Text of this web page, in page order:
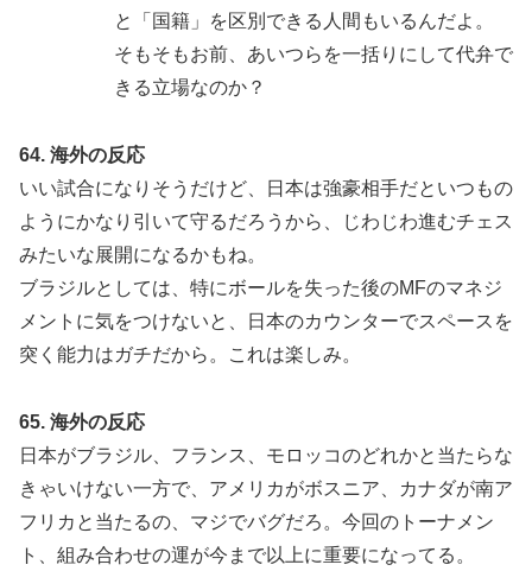
と「国籍」を区別できる人間もいるんだよ。
そもそもお前、あいつらを一括りにして代弁で
きる立場なのか？
64. 海外の反応
いい試合になりそうだけど、日本は強豪相手だといつもの
ようにかなり引いて守るだろうから、じわじわ進むチェス
みたいな展開になるかもね。
ブラジルとしては、特にボールを失った後のMFのマネジ
メントに気をつけないと、日本のカウンターでスペースを
突く能力はガチだから。これは楽しみ。
65. 海外の反応
日本がブラジル、フランス、モロッコのどれかと当たらな
きゃいけない一方で、アメリカがボスニア、カナダが南ア
フリカと当たるの、マジでバグだろ。今回のトーナメン
ト、組み合わせの運が今まで以上に重要になってる。